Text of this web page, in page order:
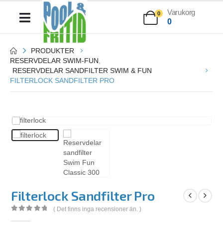
0
Varukorg
0
PRODUKTER
RESERVDELAR SWIM-FUN
RESERVDELAR SANDFILTER SWIM & FUN
FILTERLOCK SANDFILTER PRO
Filterlock Sandfilter Pro
( Det finns inga recensioner än. )